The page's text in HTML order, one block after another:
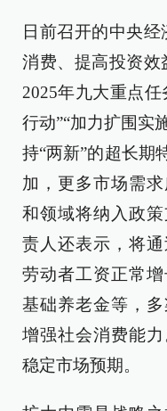
日前召开的中央
消费、提高投资效
2025年九大重点
行动”“加力扩围实
持“两新”的超长期
加，更多市场需
和领域将纳入政
责人还表示，将
劳动者工资正常
基础养老金等，
增强社会消费能
稳定市场预期。